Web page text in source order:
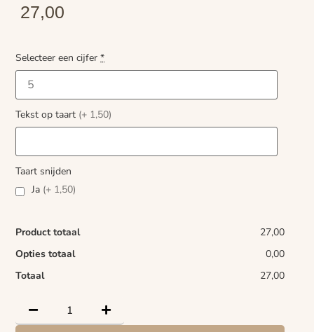
27,00
Selecteer een cijfer *
Tekst op taart (+ 1,50)
Taart snijden
Ja (+ 1,50)
Product totaal
27,00
Opties totaal
0,00
Totaal
27,00